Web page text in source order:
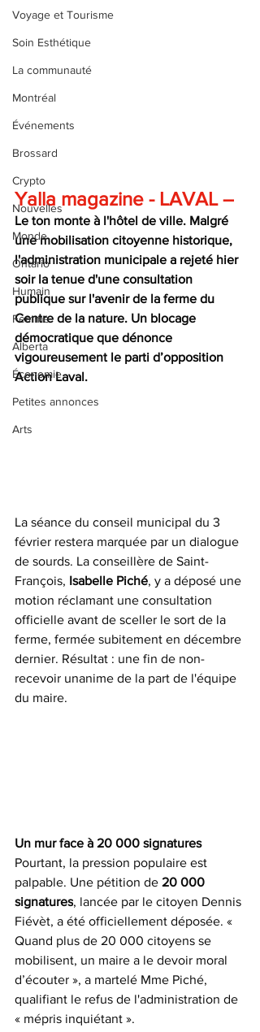
Voyage et Tourisme
Soin Esthétique
La communauté
Montréal
Événements
Brossard
Crypto
Nouvelles
Monde
Ontario
Humain
Femme
Alberta
Économie
Petites annonces
Arts
Yalla magazine - LAVAL –
Le ton monte à l'hôtel de ville. Malgré
une mobilisation citoyenne historique,
l'administration municipale a rejeté hier
soir la tenue d'une consultation
publique sur l'avenir de la ferme du
Centre de la nature. Un blocage
démocratique que dénonce
vigoureusement le parti d’opposition
Action Laval.
La séance du conseil municipal du 3
février restera marquée par un dialogue
de sourds. La conseillère de Saint-
François, Isabelle Piché, y a déposé une
motion réclamant une consultation
officielle avant de sceller le sort de la
ferme, fermée subitement en décembre
dernier. Résultat : une fin de non-
recevoir unanime de la part de l'équipe
du maire.
Un mur face à 20 000 signatures
Pourtant, la pression populaire est
palpable. Une pétition de 20 000
signatures, lancée par le citoyen Dennis
Fiévèt, a été officiellement déposée. «
Quand plus de 20 000 citoyens se
mobilisent, un maire a le devoir moral
d’écouter », a martelé Mme Piché,
qualifiant le refus de l'administration de
« mépris inquiétant ».